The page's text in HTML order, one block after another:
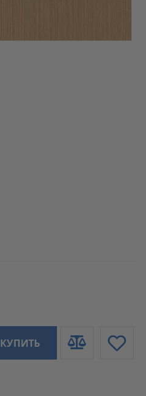
КУПИТЬ